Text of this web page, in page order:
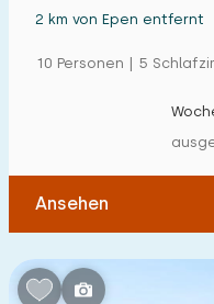
2 km von Epen entfernt
10 Personen | 5
Ansehen